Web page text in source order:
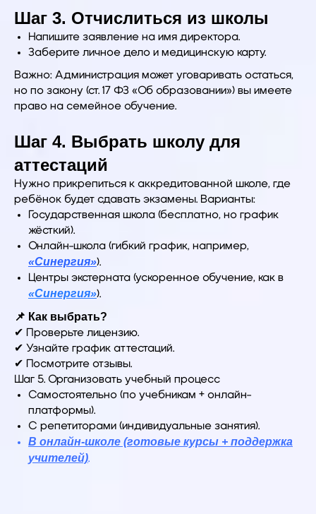
Шаг 3. Отчислиться из школы
Напишите заявление на имя директора.
Заберите личное дело и медицинскую карту.
Важно: Администрация может уговаривать остаться,
но по закону (ст. 17 ФЗ «Об образовании») вы имеете
право на семейное обучение.
Шаг 4. Выбрать школу для
аттестаций
Нужно прикрепиться к аккредитованной школе, где
ребёнок будет сдавать экзамены. Варианты:
Государственная школа (бесплатно, но график
жёсткий).
Онлайн-школа (гибкий график, например,
«Синергия»).
Центры экстерната (ускоренное обучение, как в
«Синергия»).
📌 Как выбрать?
✔ Проверьте лицензию.
✔ Узнайте график аттестаций.
✔ Посмотрите отзывы.
Шаг 5. Организовать учебный процесс
Самостоятельно (по учебникам + онлайн-
платформы).
С репетиторами (индивидуальные занятия).
В онлайн-школе (готовые курсы + поддержка
учителей).